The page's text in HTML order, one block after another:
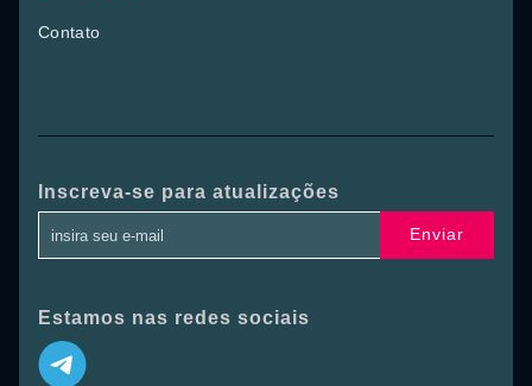
Contato
Inscreva-se para atualizações
Enviar
Estamos nas redes sociais